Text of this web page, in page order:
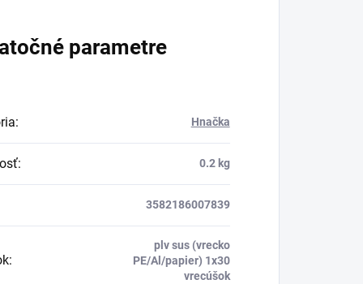
parametre
: Hnačka
: 0.2 kg
3582186007839
:
plv sus (vrecko
PE/Al/papier) 1x30
vrecúšok